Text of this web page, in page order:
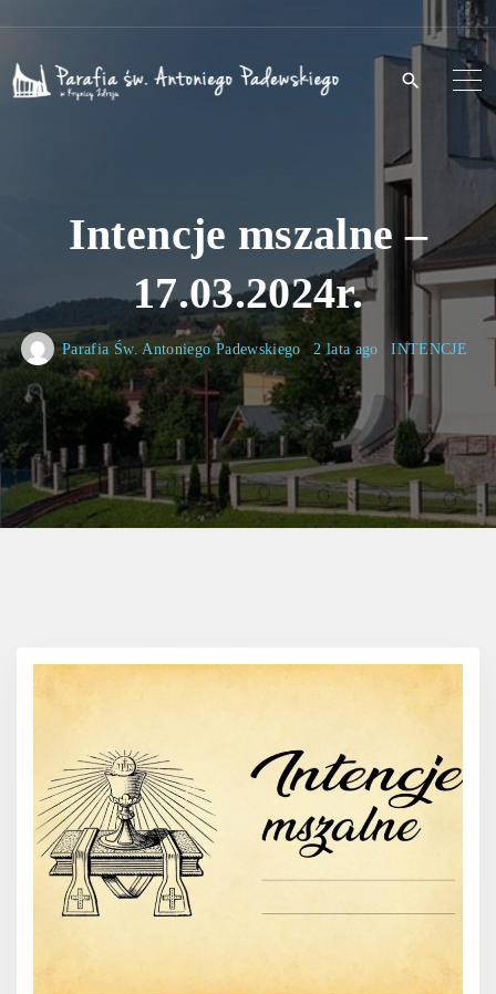
t
e
Intencje mszalne –
17.03.2024r.
Parafia Św. Antoniego Padewskiego 2 lata ago INTENCJE